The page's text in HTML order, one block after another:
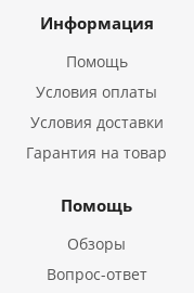
Информация
Помощь
Условия оплаты
Условия доставки
Гарантия на товар
Помощь
Обзоры
Вопрос-ответ